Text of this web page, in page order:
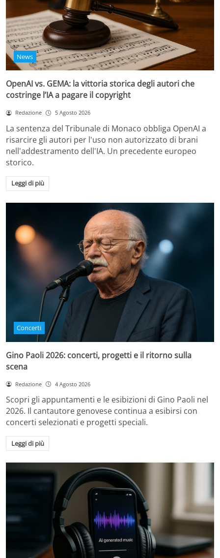
News
OpenAI vs. GEMA: la vittoria storica degli autori che
costringe l’IA a pagare il copyright
Redazione 5 Agosto 2026
La sentenza del Tribunale di Monaco obbliga OpenAI a
risarcire gli autori per l'uso non autorizzato di brani
nell'addestramento dell'IA. Un precedente europeo
storico.
Leggi di più
Concerti
Gino Paoli 2026: concerti, progetti e il ritorno sulla
scena
Redazione 4 Agosto 2026
Scopri gli appuntamenti e le esibizioni di Gino Paoli nel
2026. Il cantautore genovese continua a esibirsi con
concerti selezionati e progetti speciali.
Leggi di più